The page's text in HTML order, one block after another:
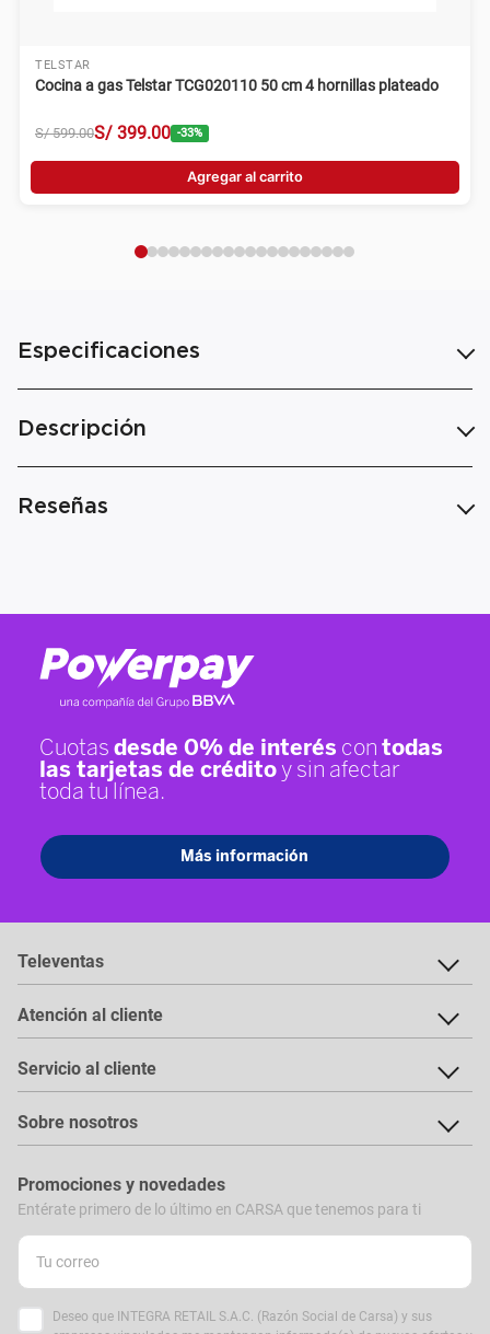
TELSTAR
Cocina a gas Telstar TCG020110 50 cm 4 hornillas plateado
S/ 599.00S/ 399.00 -33%
Agregar al carrito
Especificaciones
Descripción
Reseñas
Televentas
Atención al cliente
Servicio al cliente
Sobre nosotros
Promociones y novedades
Entérate primero de lo último en CARSA que tenemos para ti
Deseo que INTEGRA RETAIL S.A.C. (Razón Social de Carsa) y sus